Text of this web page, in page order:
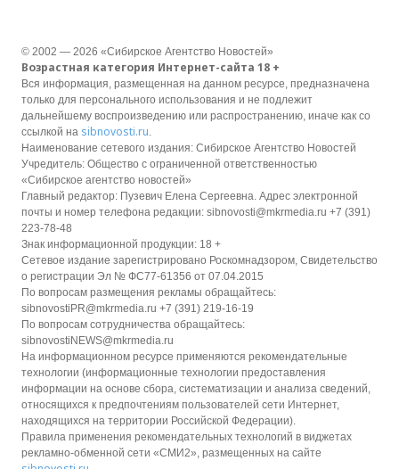
© 2002 — 2026 «Сибирское Агентство Новостей»
Возрастная категория Интернет-сайта 18 +
Вся информация, размещенная на данном ресурсе, предназначена
только для персонального использования и не подлежит
дальнейшему воспроизведению или распространению, иначе как со
ссылкой на sibnovosti.ru.
Наименование сетевого издания: Сибирское Агентство Новостей
Учредитель: Общество с ограниченной ответственностью
«Сибирское агентство новостей»
Главный редактор: Пузевич Елена Сергеевна. Адрес электронной
почты и номер телефона редакции: sibnovosti@mkrmedia.ru +7 (391)
223-78-48
Знак информационной продукции: 18 +
Сетевое издание зарегистрировано Роскомнадзором, Свидетельство
о регистрации Эл № ФС77-61356 от 07.04.2015
По вопросам размещения рекламы обращайтесь:
sibnovostiPR@mkrmedia.ru +7 (391) 219-16-19
По вопросам сотрудничества обращайтесь:
sibnovostiNEWS@mkrmedia.ru
На информационном ресурсе применяются рекомендательные
технологии (информационные технологии предоставления
информации на основе сбора, систематизации и анализа сведений,
относящихся к предпочтениям пользователей сети Интернет,
находящихся на территории Российской Федерации).
Правила применения рекомендательных технологий в виджетах
рекламно-обменной сети «СМИ2», размещенных на сайте